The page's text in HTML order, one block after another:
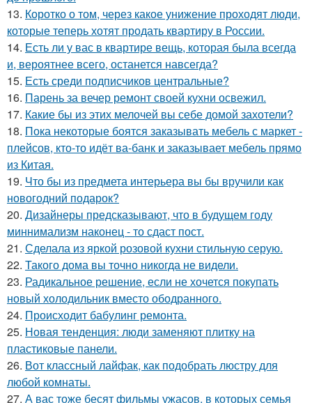
13. Коротко о том, через какое унижение проходят люди,
которые теперь хотят продать квартиру в России.
14. Есть ли у вас в квартире вещь, которая была всегда
и, вероятнее всего, останется навсегда?
15. Есть среди подписчиков центральные?
16. Парень за вечер ремонт своей кухни освежил.
17. Какие бы из этих мелочей вы себе домой захотели?
18. Пока некоторые боятся заказывать мебель с маркет -
плейсов, кто-то идёт ва-банк и заказывает мебель прямо
из Китая.
19. Что бы из предмета интерьера вы бы вручили как
новогодний подарок?
20. Дизайнеры предсказывают, что в будущем году
миннимализм наконец - то сдаст пост.
21. Сделала из яркой розовой кухни стильную серую.
22. Такого дома вы точно никогда не видели.
23. Радикальное решение, если не хочется покупать
новый холодильник вместо ободранного.
24. Происходит бабулинг ремонта.
25. Новая тенденция: люди заменяют плитку на
пластиковые панели.
26. Вот классный лайфак, как подобрать люстру для
любой комнаты.
27. А вас тоже бесят фильмы ужасов, в которых семья